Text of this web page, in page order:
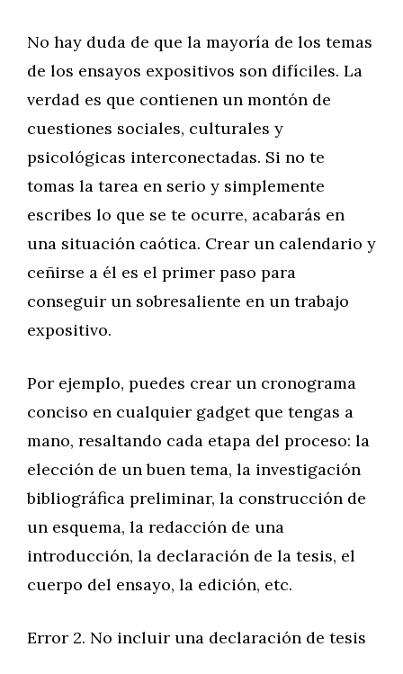
No hay duda de que la mayoría de los temas
de los ensayos expositivos son difíciles. La
verdad es que contienen un montón de
cuestiones sociales, culturales y
psicológicas interconectadas. Si no te
tomas la tarea en serio y simplemente
escribes lo que se te ocurre, acabarás en
una situación caótica. Crear un calendario y
ceñirse a él es el primer paso para
conseguir un sobresaliente en un trabajo
expositivo.
Por ejemplo, puedes crear un cronograma
conciso en cualquier gadget que tengas a
mano, resaltando cada etapa del proceso: la
elección de un buen tema, la investigación
bibliográfica preliminar, la construcción de
un esquema, la redacción de una
introducción, la declaración de la tesis, el
cuerpo del ensayo, la edición, etc.
Error 2. No incluir una declaración de tesis